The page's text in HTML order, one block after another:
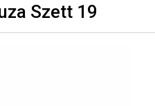
Szett 19